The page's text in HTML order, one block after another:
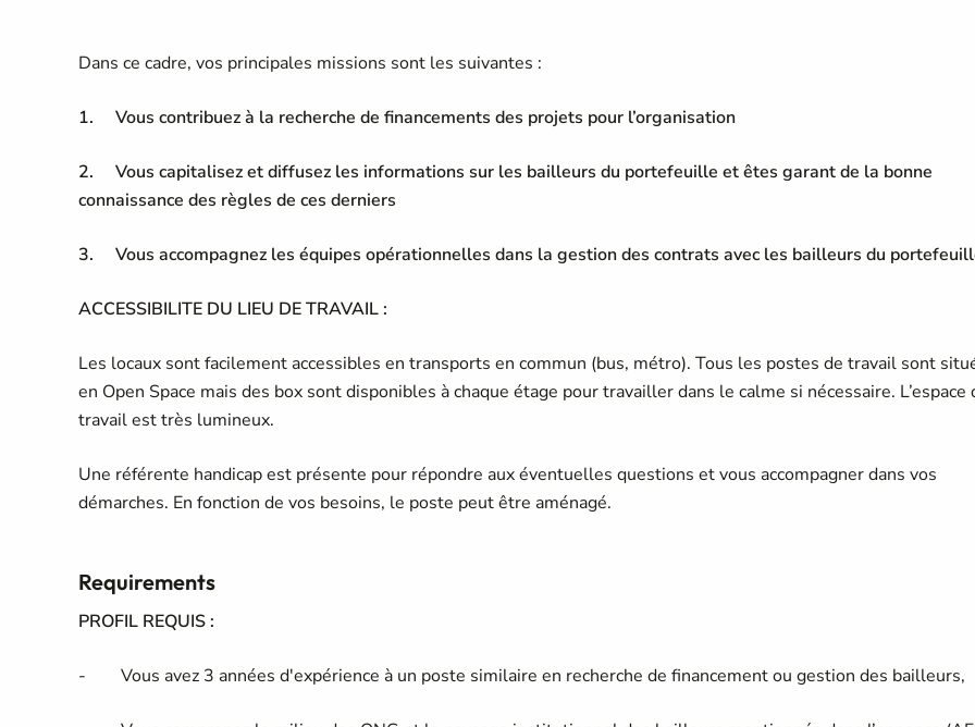
Dans ce cadre, vos principales missions sont les suivantes :
1. Vous contribuez à la recherche de financements des projets pour l’organisation
2. Vous capitalisez et diffusez les informations sur les bailleurs du portefeuille et êtes garant de la bonne
connaissance des règles de ces derniers
3. Vous accompagnez les équipes opérationnelles dans la gestion des contrats avec les bailleurs du
ACCESSIBILITE DU LIEU DE TRAVAIL :
Les locaux sont facilement accessibles en transports en commun (bus, métro). Tous les postes de travail sont
en Open Space mais des box sont disponibles à chaque étage pour travailler dans le calme si nécessaire. L’espace
travail est très lumineux.
Une référente handicap est présente pour répondre aux éventuelles questions et vous accompagner dans vos
démarches. En fonction de vos besoins, le poste peut être aménagé.
Requirements
PROFIL REQUIS :
- Vous avez 3 années d'expérience à un poste similaire en recherche de financement ou gestion des bailleurs,